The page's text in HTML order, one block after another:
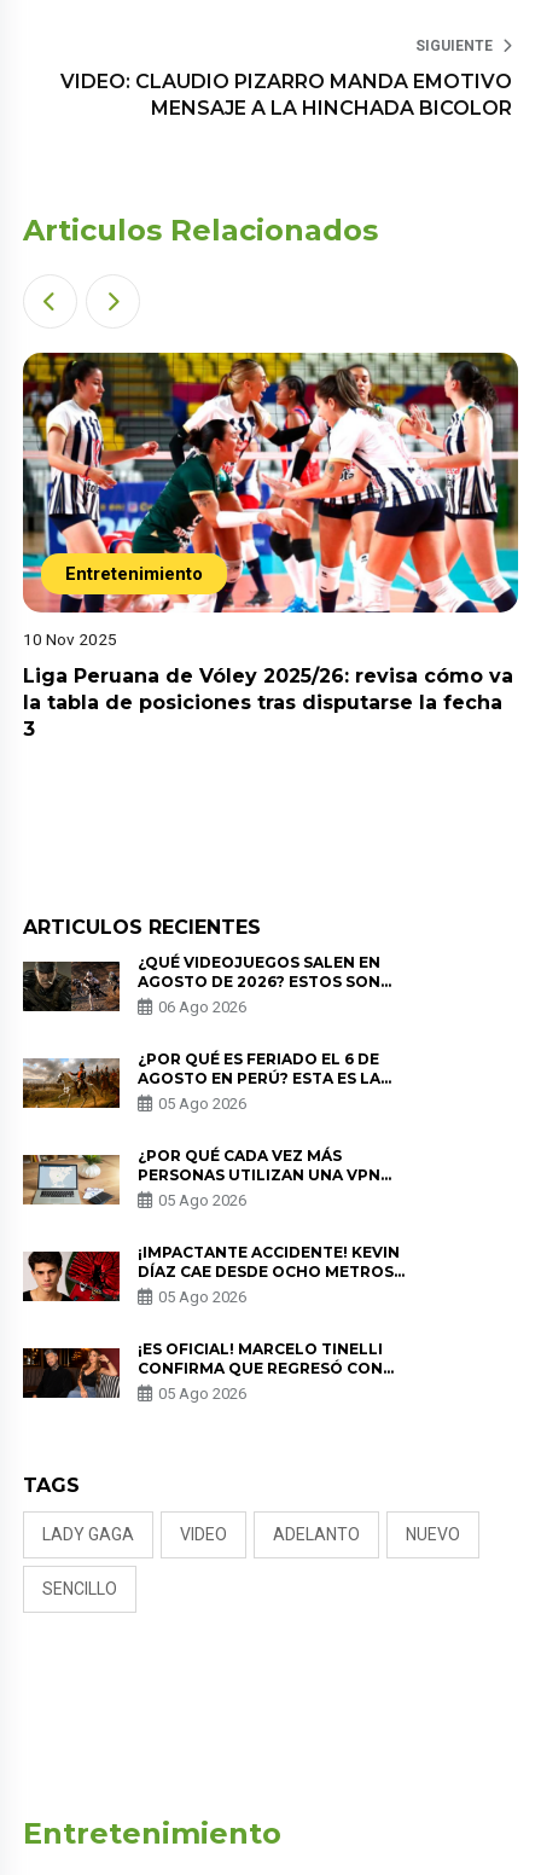
SIGUIENTE
VIDEO: CLAUDIO PIZARRO MANDA EMOTIVO
MENSAJE A LA HINCHADA BICOLOR
Articulos Relacionados
Entretenimiento
10 Nov 2025
Liga Peruana de Vóley 2025/26: revisa cómo va
la tabla de posiciones tras disputarse la fecha
3
ARTICULOS RECIENTES
¿QUÉ VIDEOJUEGOS SALEN EN
AGOSTO DE 2026? ESTOS SON
LOS ESTRENOS MÁS ESPERADOS
06 Ago 2026
¿POR QUÉ ES FERIADO EL 6 DE
AGOSTO EN PERÚ? ESTA ES LA
HISTORIA
05 Ago 2026
¿POR QUÉ CADA VEZ MÁS
PERSONAS UTILIZAN UNA VPN
PARA PROTEGER SU
PRIVACIDAD?
05 Ago 2026
¡IMPACTANTE ACCIDENTE! KEVIN
DÍAZ CAE DESDE OCHO METROS
EN “ESTO ES GUERRA” Y GENERA
PREOCUPACIÓN
05 Ago 2026
¡ES OFICIAL! MARCELO TINELLI
CONFIRMA QUE REGRESÓ CON
MILETT FIGUEROA: “EL AMOR
PUDO MÁS”
05 Ago 2026
TAGS
LADY GAGA VIDEO ADELANTO NUEVO
SENCILLO
Entretenimiento